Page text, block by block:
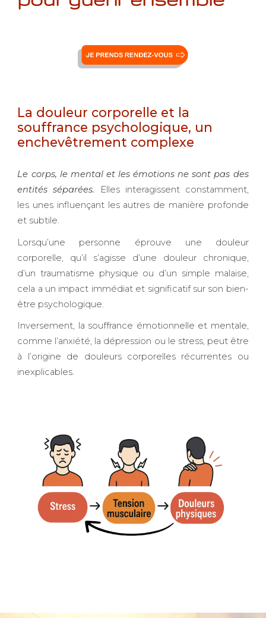
La douleur corporelle et la
souffrance psychologique, un
enchevêtrement complexe
Le corps, le mental et les émotions ne sont pas des
entités séparées.
Elles interagissent constamment,
les unes influençant les autres de manière profonde
et subtile.
Lorsqu’une personne éprouve une douleur
corporelle, qu’il s’agisse d’une douleur chronique,
d’un traumatisme physique ou d’un simple malaise,
cela a un impact immédiat et significatif sur son bien-
être psychologique.
Inversement, la souffrance émotionnelle et mentale,
comme l’anxiété, la dépression ou le stress, peut être
à l’origine de douleurs corporelles récurrentes ou
inexplicables.